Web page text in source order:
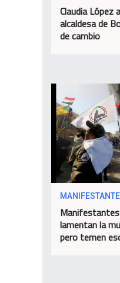
Claudia López
alcaldesa de
de cambio
lamentan la
pero temen